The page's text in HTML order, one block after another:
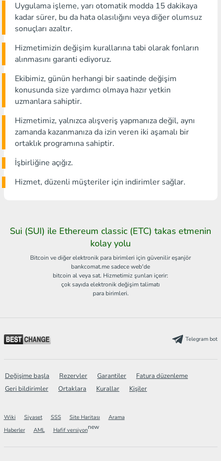
Uygulama işleme, yarı otomatik modda 15 dakikaya
kadar sürer, bu da hata olasılığını veya diğer olumsuz
sonuçları azaltır.
Hizmetimizin değişim kurallarına tabi olarak fonların
alınmasını garanti ediyoruz.
Ekibimiz, günün herhangi bir saatinde değişim
konusunda size yardımcı olmaya hazır yetkin
uzmanlara sahiptir.
Hizmetimiz, yalnızca alışveriş yapmanıza değil, aynı
zamanda kazanmanıza da izin veren iki aşamalı bir
ortaklık programına sahiptir.
İşbirliğine açığız.
Hizmet, düzenli müşteriler için indirimler sağlar.
Sui (SUI) ile Ethereum classic (ETC) takas etmenin
kolay yolu
Bitcoin ve diğer elektronik para birimleri için güvenilir eşanjör
bankcomat.me sadece web'de
bitcoin al veya sat. Hizmetimiz şunları içerir:
çok sayıda elektronik değişim talimatı
para birimleri.
Telegram bot
Değişime başla Rezervler Garantiler
Fatura düzenleme
Geri bildirimler
Ortaklara Kurallar Kişiler
Wiki Siyaset SSS Site Haritası
Arama
Haberler
AML Hafif versiyonnew